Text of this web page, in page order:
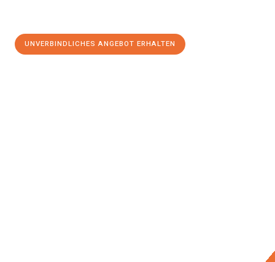
UNVERBINDLICHES ANGEBOT ERHALTEN